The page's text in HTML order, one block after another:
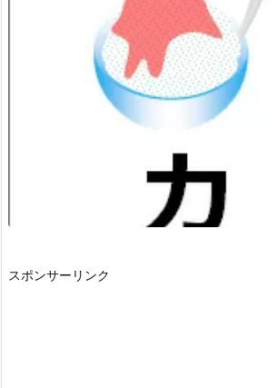
スポンサーリンク